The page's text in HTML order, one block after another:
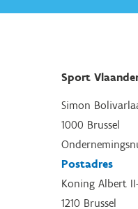
Sport
Simon
1000 Brussel
Postadres
Koning Albert
1210 Brussel